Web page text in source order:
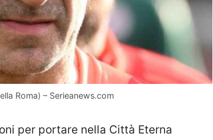
Roma) – Serieanews.com
per portare nella Città Eterna